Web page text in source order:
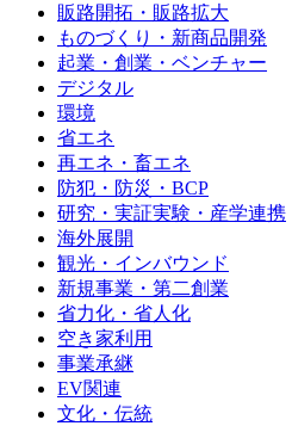
販路開拓・販路拡大
ものづくり・新商品開発
起業・創業・ベンチャー
デジタル
環境
省エネ
再エネ・畜エネ
防犯・防災・BCP
研究・実証実験・産学連携
海外展開
観光・インバウンド
新規事業・第二創業
省力化・省人化
空き家利用
事業承継
EV関連
文化・伝統